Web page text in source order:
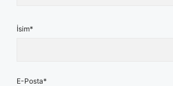
İsim*
E-Posta*